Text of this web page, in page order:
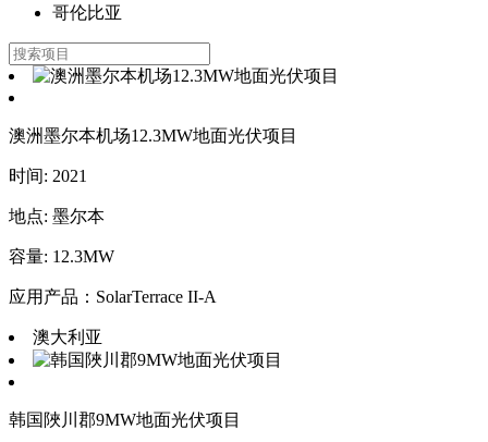
哥伦比亚
澳洲墨尔本机场12.3MW地面光伏项目
时间: 2021
地点: 墨尔本
容量: 12.3MW
应用产品：SolarTerrace II-A
澳大利亚
韩国陜川郡9MW地面光伏项目